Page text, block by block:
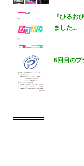
『ひるお
ました...
6回目のプ